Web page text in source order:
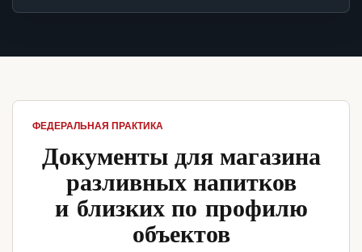
ФЕДЕРАЛЬНАЯ ПРАКТИКА
Документы для магазина
разливных напитков
и близких по профилю
объектов